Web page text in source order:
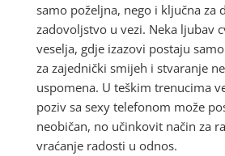
samo poželjna, nego i ključna za
zadovoljstvo u vezi. Neka ljubav
veselja, gdje izazovi postaju
za zajednički smijeh i stvaranje
uspomena. U teškim trenucima
poziv sa sexy telefonom može
neobičan, no učinkovit način za
vraćanje radosti u odnos.